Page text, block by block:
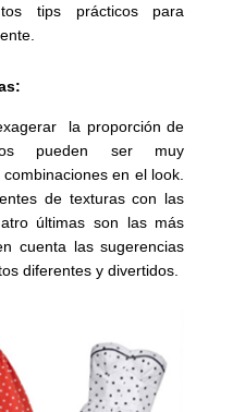
tips prácticos para
la proporción de
pueden ser muy
en el look.
de texturas con las
últimas son las más
cuenta las sugerencias
diferentes y divertidos.